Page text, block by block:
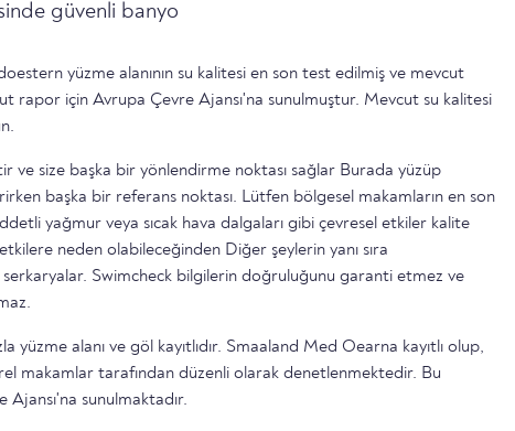
güvenli banyo
yüzme alanının su kalitesi en son test edilmiş ve mevcut
rapor için Avrupa Çevre Ajansı'na sunulmuştur. Mevcut su kalitesi
ve size başka bir yönlendirme noktası sağlar Burada yüzüp
başka bir referans noktası. Lütfen bölgesel makamların en son
yağmur veya sıcak hava dalgaları gibi çevresel etkiler kalite
neden olabileceğinden Diğer şeylerin yanı sıra
Swimcheck bilgilerin doğruluğunu garanti etmez ve
yüzme alanı ve göl kayıtlıdır. Smaaland Med Oearna kayıtlı olup,
makamlar tarafından düzenli olarak denetlenmektedir. Bu
Ajansı'na sunulmaktadır.